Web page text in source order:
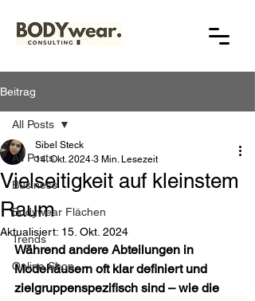
Beitrag
All Posts
Business
Bodywear Flächen
Trends
Online Shop
All Posts
Vielseitigkeit auf kleinstem
Raum
Sibel Steck
14. Okt. 2024 3 Min. Lesezeit
Aktualisiert: 15. Okt. 2024
Während andere Abteilungen in
Modehäusern oft klar definiert und
zielgruppenspezifisch sind – wie die